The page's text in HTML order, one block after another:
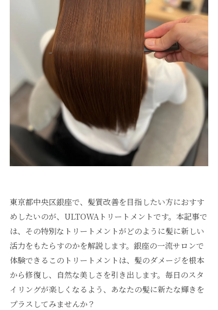
東京都中央区銀座で、髪質改善を目指したい方におすす
めしたいのが、ULTOWAトリートメントです。本記事で
は、その特別なトリートメントがどのように髪に新しい
活力をもたらすのかを解説します。銀座の一流サロンで
体験できるこのトリートメントは、髪のダメージを根本
から修復し、自然な美しさを引き出します。毎日のスタ
イリングが楽しくなるよう、あなたの髪に新たな輝きを
プラスしてみませんか？